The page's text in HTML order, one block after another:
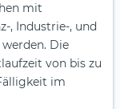
mit
, Industrie-, und
Die
von bis zu
im